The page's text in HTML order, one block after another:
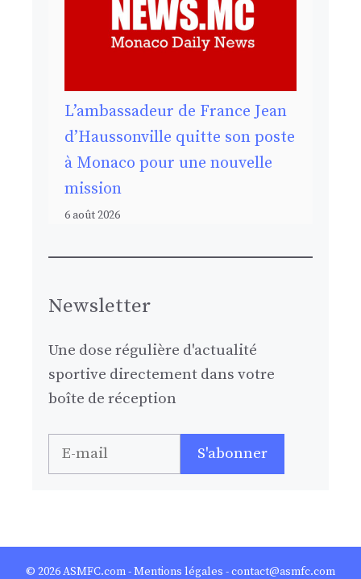
L’ambassadeur de France Jean
d’Haussonville quitte son poste
à Monaco pour une nouvelle
mission
6 août 2026
Newsletter
Une dose régulière d'actualité
sportive directement dans votre
boîte de réception
© 2026ASMFC.com-Mentions légales - contact@asmfc.com